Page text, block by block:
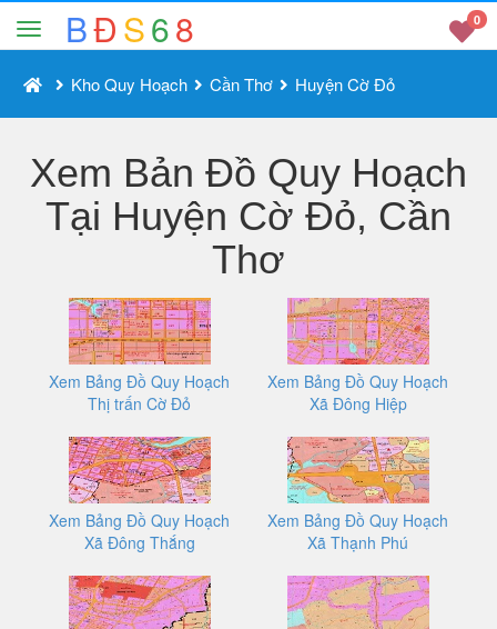
BĐS68 0
Kho Quy Hoạch Cần Thơ Huyện Cờ Đỏ
Xem Bản Đồ Quy Hoạch
Tại Huyện Cờ Đỏ, Cần
Thơ
Xem Bảng Đồ Quy Hoạch
Thị trấn Cờ Đỏ
Xem Bảng Đồ Quy Hoạch
Xã Đông Hiệp
Xem Bảng Đồ Quy Hoạch
Xã Đông Thắng
Xem Bảng Đồ Quy Hoạch
Xã Thạnh Phú